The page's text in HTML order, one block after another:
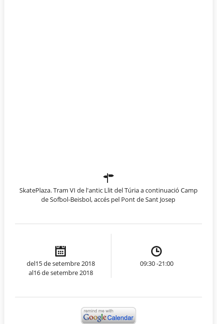
SkatePlaza. Tram VI de l'antic Llit del Túria a continuació Camp
de Sofbol-Beisbol, accés pel Pont de Sant Josep
del15 de setembre 2018
al16 de setembre 2018
09:30 -21:00